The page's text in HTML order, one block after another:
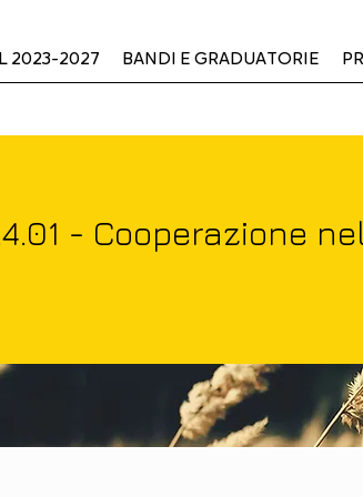
2023-2027 BANDI E GRADUATORIE
- Cooperazione